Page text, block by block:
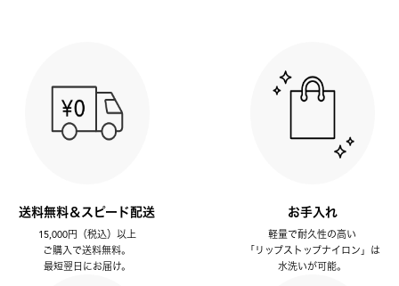
送料無料＆スピード配送
15,000円（税込）以上
ご購入で送料無料。
最短翌日にお届け。
お手入れ
軽量で耐久性の高い
「リップストップナイロン」は
水洗いが可能。